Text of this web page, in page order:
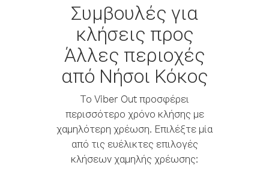
Συμβουλές για
κλήσεις προς
Άλλες περιοχές
από Νήσοι Κόκος
Το Viber Out προσφέρει
περισσότερο χρόνο κλήσης με
χαμηλότερη χρέωση. Επιλέξτε μία
από τις ευέλικτες επιλογές
κλήσεων χαμηλής χρέωσης: